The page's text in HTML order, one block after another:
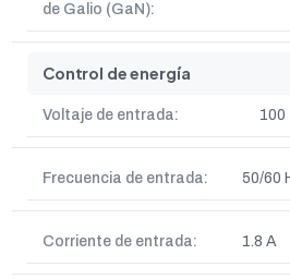
de Galio (GaN):
Control de energía
Voltaje de entrada: 100
Frecuencia de entrada: 50/60
Corriente de entrada: 1.8 A